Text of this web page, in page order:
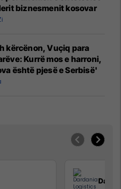
biznesmenit kosovar
kërcënon, Vuçiq para
Kurrë mos e harroni,
është pjesë e Serbisë'